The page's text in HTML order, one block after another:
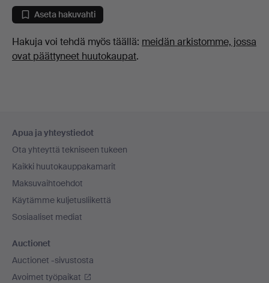
Aseta hakuvahti
Hakuja voi tehdä myös täällä: meidän arkistomme, jossa
ovat päättyneet huutokaupat.
Apua ja yhteystiedot
Ota yhteyttä tekniseen tukeen
Kaikki huutokauppakamarit
Maksuvaihtoehdot
Käytämme kuljetusliikettä
Sosiaaliset mediat
Auctionet
Auctionet -sivustosta
Avoimet työpaikat